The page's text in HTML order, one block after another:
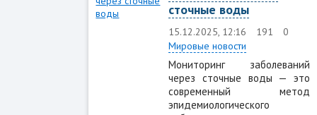
сточные воды
15.12.2025, 12:16 191
0
Мировые новости
Мониторинг заболеваний
через сточные воды — это
современный метод
эпидемиологического